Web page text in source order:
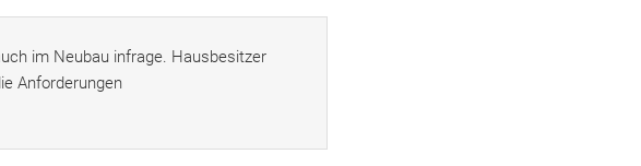
im Neubau infrage. Hausbesitzer
Anforderungen